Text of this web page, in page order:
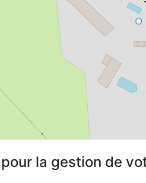
la gestion de